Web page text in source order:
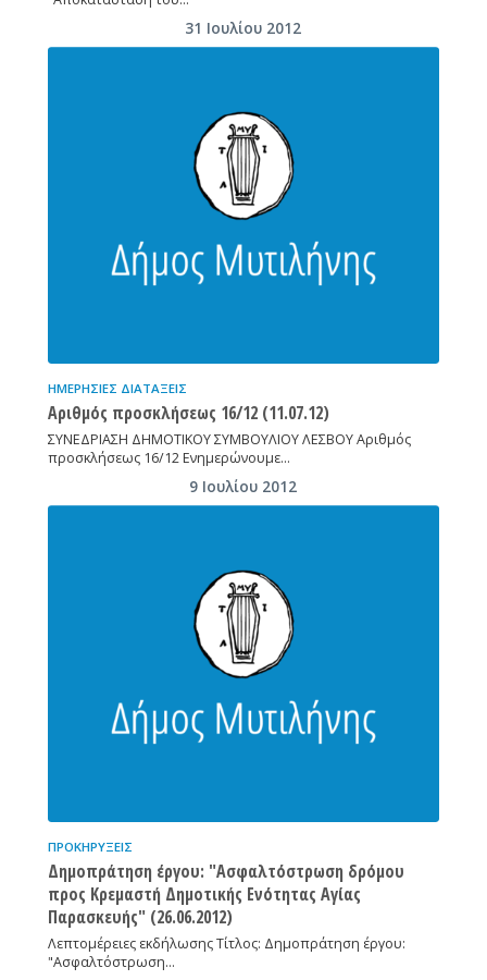
31 Ιουλίου 2012
ΗΜΕΡΉΣΙΕΣ ΔΙΑΤΆΞΕΙΣ
Αριθμός προσκλήσεως 16/12 (11.07.12)
ΣΥΝΕΔΡΙΑΣΗ ΔΗΜΟΤΙΚΟΥ ΣΥΜΒΟΥΛΙΟΥ ΛΕΣΒΟΥ Αριθμός
προσκλήσεως 16/12 Ενημερώνουμε…
9 Ιουλίου 2012
ΠΡΟΚΗΡΎΞΕΙΣ
Δημοπράτηση έργου: "Ασφαλτόστρωση δρόμου
προς Κρεμαστή Δημοτικής Ενότητας Αγίας
Παρασκευής" (26.06.2012)
Λεπτομέρειες εκδήλωσης Τίτλος: Δημοπράτηση έργου:
"Ασφαλτόστρωση…